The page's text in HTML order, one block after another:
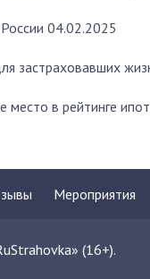
04.02.2025
застраховавших
в рейтинге
Мероприятия
(16+).